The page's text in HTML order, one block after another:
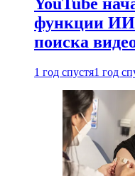
функции ИИ-
поиска
1 год спустя1 год